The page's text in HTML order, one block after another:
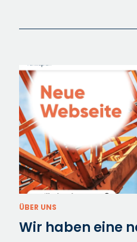
ÜBER UNS
Wir haben eine